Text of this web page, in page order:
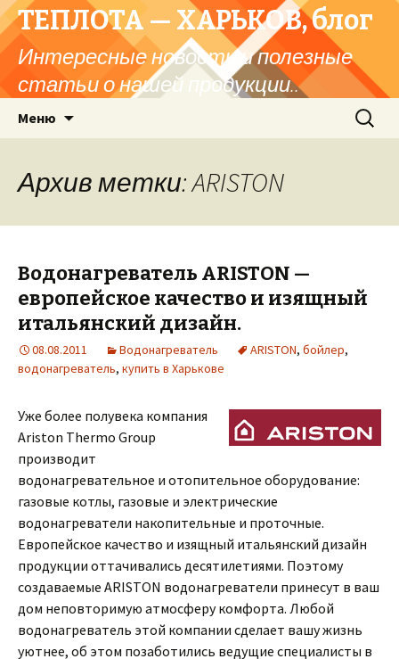
ТЕПЛОТА — ХАРЬКОВ, блог
Интересные новости и полезные
статьи о нашей продукции..
Меню Найти:
Архив метки: ARISTON
Водонагреватель ARISTON —
европейское качество и изящный
итальянский дизайн.
08.08.2011 Водонагреватель ARISTON, бойлер,
водонагреватель, купить в Харькове
Уже более полувека компания
Ariston Thermo Group
производит
водонагревательное и отопительное оборудование:
газовые котлы, газовые и электрические
водонагреватели накопительные и проточные.
Европейское качество и изящный итальянский дизайн
продукции оттачивались десятилетиями. Поэтому
создаваемые ARISTON водонагреватели принесут в ваш
дом неповторимую атмосферу комфорта. Любой
водонагреватель этой компании сделает вашу жизнь
уютнее, об этом позаботились ведущие специалисты в